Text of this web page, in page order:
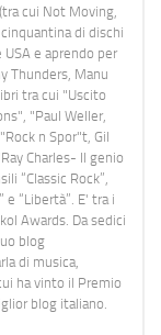
cui Not Moving,
di dischi
e aprendo per
Thunders, Manu
tra cui "Uscito
"Paul Weller,
n Spor"t, Gil
Charles- Il genio
“Classic Rock”,
“Libertà”. E' tra i
Awards. Da sedici
blog
di musica,
ha vinto il Premio
blog italiano.